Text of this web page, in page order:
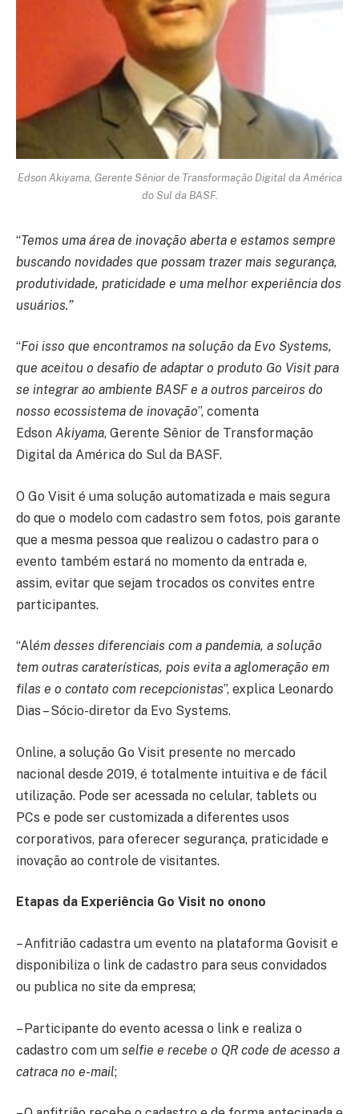
EdsonAkiyama, Gerente Sênior de Transformação Digital da América
do Sul da BASF.
“Temos uma área de inovação aberta e estamos sempre
buscando novidades que possam trazer mais segurança,
produtividade, praticidade e uma melhor experiência dos
usuários.”
“Foi isso que encontramos na solução da Evo Systems,
que aceitou o desafio de adaptar o produto Go Visit para
se integrar ao ambiente BASF e a outros parceiros do
nosso ecossistema de inovação”, comenta
Edson Akiyama, Gerente Sênior de Transformação
Digital da América do Sul da BASF.
O Go Visit é uma solução automatizada e mais segura
do que o modelo com cadastro sem fotos, pois garante
que a mesma pessoa que realizou o cadastro para o
evento também estará no momento da entrada e,
assim, evitar que sejam trocados os convites entre
participantes.
“Além desses diferenciais com a pandemia, a solução
tem outras caraterísticas, pois evita a aglomeração em
filas e o contato com recepcionistas”, explica Leonardo
Dias – Sócio-diretor da Evo Systems.
Online, a solução Go Visit presente no mercado
nacional desde 2019, é totalmente intuitiva e de fácil
utilização. Pode ser acessada no celular, tablets ou
PCs e pode ser customizada a diferentes usos
corporativos, para oferecer segurança, praticidade e
inovação ao controle de visitantes.
Etapas da Experiência Go Visit no onono
– Anfitrião cadastra um evento na plataforma Govisit e
disponibiliza o link de cadastro para seus convidados
ou publica no site da empresa;
– Participante do evento acessa o link e realiza o
cadastro com um selfie e recebe o QR code de acesso a
catraca no e-mail;